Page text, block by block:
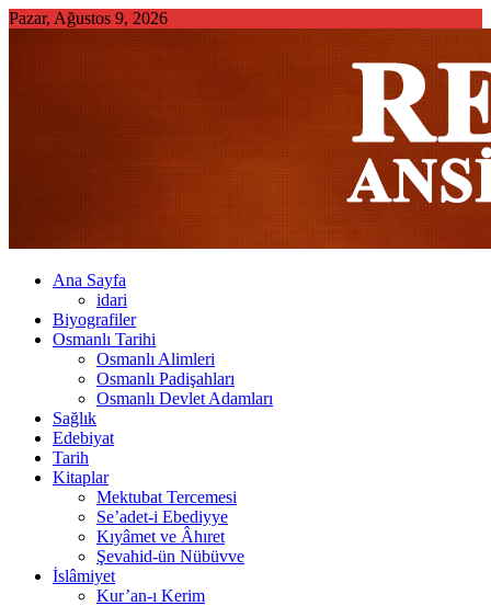
Skip
Pazar, Ağustos 9, 2026
Ana Sayfa
idari
Biyografiler
Osmanlı Tarihi
Osmanlı Alimleri
Osmanlı Padişahları
Osmanlı Devlet Adamları
Sağlık
Edebiyat
Tarih
Kitaplar
Mektubat Tercemesi
Se’adet-i Ebediyye
Kıyâmet ve Âhıret
Şevahid-ün Nübüvve
İslâmiyet
Kur’an-ı Kerim